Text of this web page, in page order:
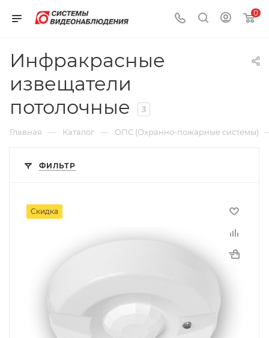
0
Инфракрасные
извещатели
потолочные
3
Главная — Каталог — ОПС (Охранно-пожарные системы)
ФИЛЬТР
Скидка